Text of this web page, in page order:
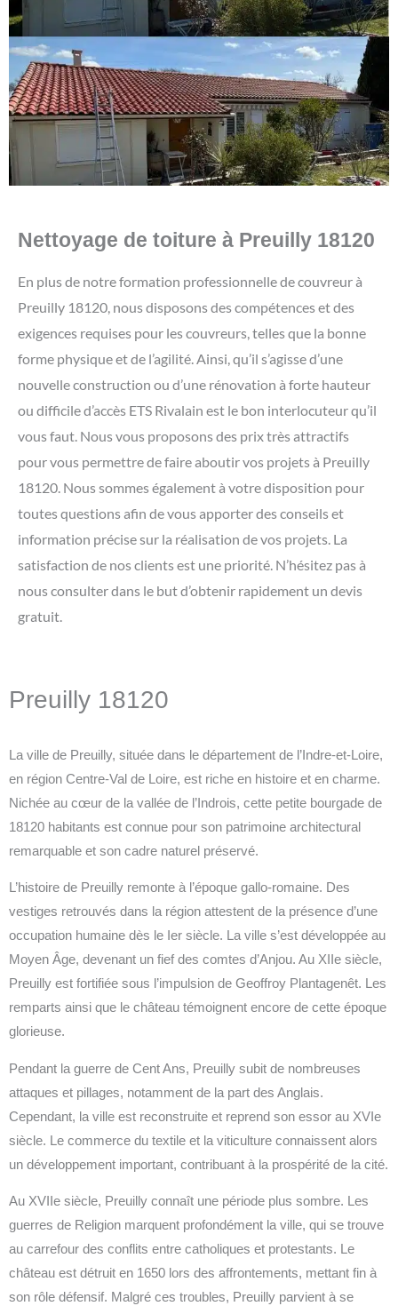
Nettoyage de toiture à Preuilly 18120
En plus de notre formation professionnelle de couvreur à
Preuilly 18120, nous disposons des compétences et des
exigences requises pour les couvreurs, telles que la bonne
forme physique et de l’agilité. Ainsi, qu’il s’agisse d’une
nouvelle construction ou d’une rénovation à forte hauteur
ou difficile d’accès ETS Rivalain est le bon interlocuteur qu’il
vous faut. Nous vous proposons des prix très attractifs
pour vous permettre de faire aboutir vos projets à Preuilly
18120. Nous sommes également à votre disposition pour
toutes questions afin de vous apporter des conseils et
information précise sur la réalisation de vos projets. La
satisfaction de nos clients est une priorité. N’hésitez pas à
nous consulter dans le but d’obtenir rapidement un devis
gratuit.
Preuilly 18120
La ville de Preuilly, située dans le département de l’Indre-et-Loire,
en région Centre-Val de Loire, est riche en histoire et en charme.
Nichée au cœur de la vallée de l’Indrois, cette petite bourgade de
18120 habitants est connue pour son patrimoine architectural
remarquable et son cadre naturel préservé.
L’histoire de Preuilly remonte à l’époque gallo-romaine. Des
vestiges retrouvés dans la région attestent de la présence d’une
occupation humaine dès le Ier siècle. La ville s’est développée au
Moyen Âge, devenant un fief des comtes d’Anjou. Au XIIe siècle,
Preuilly est fortifiée sous l’impulsion de Geoffroy Plantagenêt. Les
remparts ainsi que le château témoignent encore de cette époque
glorieuse.
Pendant la guerre de Cent Ans, Preuilly subit de nombreuses
attaques et pillages, notamment de la part des Anglais.
Cependant, la ville est reconstruite et reprend son essor au XVIe
siècle. Le commerce du textile et la viticulture connaissent alors
un développement important, contribuant à la prospérité de la cité.
Au XVIIe siècle, Preuilly connaît une période plus sombre. Les
guerres de Religion marquent profondément la ville, qui se trouve
au carrefour des conflits entre catholiques et protestants. Le
château est détruit en 1650 lors des affrontements, mettant fin à
son rôle défensif. Malgré ces troubles, Preuilly parvient à se